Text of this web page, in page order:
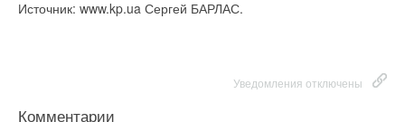
Источник: www.kp.ua Сергей БАРЛАС.
Уведомления отключены
Комментарии